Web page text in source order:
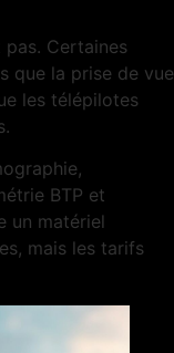
pas. Certaines
que la prise de vue
les télépilotes
BTP et
un matériel
mais les tarifs